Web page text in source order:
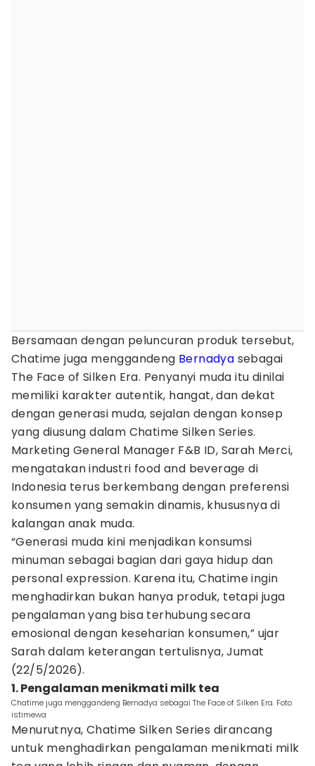
Bersamaan dengan peluncuran produk tersebut,
Chatime juga menggandeng Bernadya sebagai
The Face of Silken Era. Penyanyi muda itu dinilai
memiliki karakter autentik, hangat, dan dekat
dengan generasi muda, sejalan dengan konsep
yang diusung dalam Chatime Silken Series.
Marketing General Manager F&B ID, Sarah Merci,
mengatakan industri food and beverage di
Indonesia terus berkembang dengan preferensi
konsumen yang semakin dinamis, khususnya di
kalangan anak muda.
“Generasi muda kini menjadikan konsumsi
minuman sebagai bagian dari gaya hidup dan
personal expression. Karena itu, Chatime ingin
menghadirkan bukan hanya produk, tetapi juga
pengalaman yang bisa terhubung secara
emosional dengan keseharian konsumen,” ujar
Sarah dalam keterangan tertulisnya, Jumat
(22/5/2026).
1. Pengalaman menikmati milk tea
Chatime juga menggandeng Bernadya sebagai The Face of Silken Era. Foto
istimewa
Menurutnya, Chatime Silken Series dirancang
untuk menghadirkan pengalaman menikmati milk